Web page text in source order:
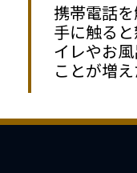
携帯電話
手に触る
イレやお
ことが増